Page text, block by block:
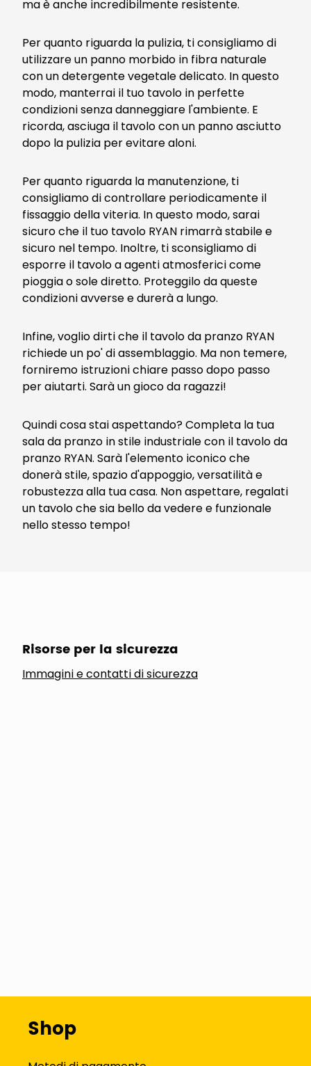
ma è anche incredibilmente resistente.
Per quanto riguarda la pulizia, ti consigliamo di
utilizzare un panno morbido in fibra naturale
con un detergente vegetale delicato. In questo
modo, manterrai il tuo tavolo in perfette
condizioni senza danneggiare l'ambiente. E
ricorda, asciuga il tavolo con un panno asciutto
dopo la pulizia per evitare aloni.
Per quanto riguarda la manutenzione, ti
consigliamo di controllare periodicamente il
fissaggio della viteria. In questo modo, sarai
sicuro che il tuo tavolo RYAN rimarrà stabile e
sicuro nel tempo. Inoltre, ti sconsigliamo di
esporre il tavolo a agenti atmosferici come
pioggia o sole diretto. Proteggilo da queste
condizioni avverse e durerà a lungo.
Infine, voglio dirti che il tavolo da pranzo RYAN
richiede un po' di assemblaggio. Ma non temere,
forniremo istruzioni chiare passo dopo passo
per aiutarti. Sarà un gioco da ragazzi!
Quindi cosa stai aspettando? Completa la tua
sala da pranzo in stile industriale con il tavolo da
pranzo RYAN. Sarà l'elemento iconico che
donerà stile, spazio d'appoggio, versatilità e
robustezza alla tua casa. Non aspettare, regalati
un tavolo che sia bello da vedere e funzionale
nello stesso tempo!
Risorse per la sicurezza
Immagini e contatti di sicurezza
Shop